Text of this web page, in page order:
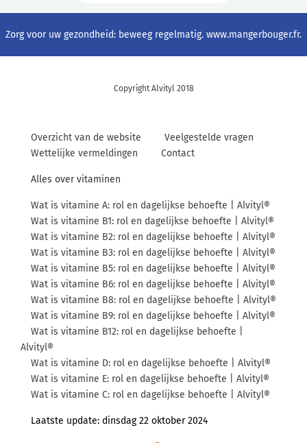
Zorg voor uw gezondheid: beweeg regelmatig. www.mangerbouger.fr.
Copyright Alvityl 2018
Overzicht van de website
Veelgestelde vragen
Wettelijke vermeldingen
Contact
Alles over vitaminen
Wat is vitamine A: rol en dagelijkse behoefte | Alvityl®
Wat is vitamine B1: rol en dagelijkse behoefte | Alvityl®
Wat is vitamine B2: rol en dagelijkse behoefte | Alvityl®
Wat is vitamine B3: rol en dagelijkse behoefte | Alvityl®
Wat is vitamine B5: rol en dagelijkse behoefte | Alvityl®
Wat is vitamine B6: rol en dagelijkse behoefte | Alvityl®
Wat is vitamine B8: rol en dagelijkse behoefte | Alvityl®
Wat is vitamine B9: rol en dagelijkse behoefte | Alvityl®
Wat is vitamine B12: rol en dagelijkse behoefte |
Alvityl®
Wat is vitamine D: rol en dagelijkse behoefte | Alvityl®
Wat is vitamine E: rol en dagelijkse behoefte | Alvityl®
Wat is vitamine C: rol en dagelijkse behoefte | Alvityl®
Laatste update: dinsdag 22 oktober 2024